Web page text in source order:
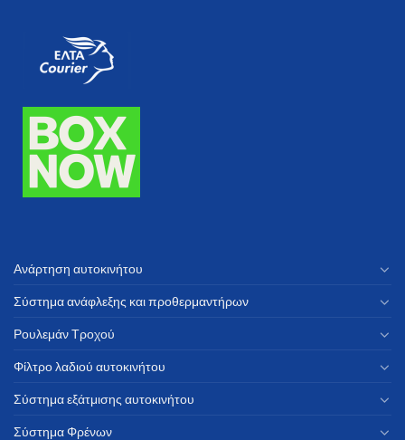
Ανάρτηση αυτοκινήτου
Σύστημα ανάφλεξης και προθερμαντήρων
Ρουλεμάν Τροχού
Φίλτρο λαδιού αυτοκινήτου
Σύστημα εξάτμισης αυτοκινήτου
Σύστημα Φρένων